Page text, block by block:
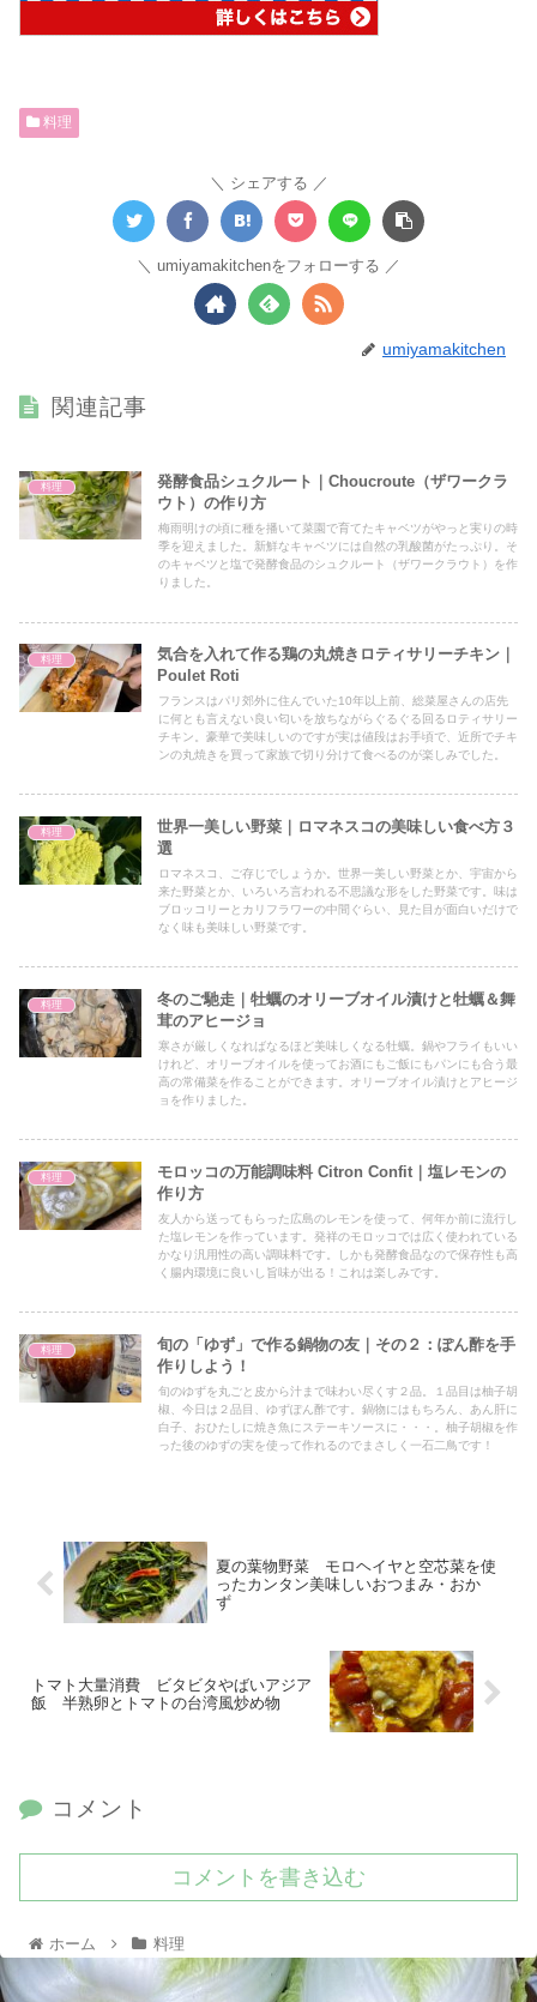
料理
シェアする
umiyamakitchenをフォローする
umiyamakitchen
関連記事
料理
発酵食品シュクルート｜Choucroute（ザワークラ
ウト）の作り方
梅雨明けの頃に種を播いて菜園で育てたキャベツがやっと実りの時
季を迎えました。新鮮なキャベツには自然の乳酸菌がたっぷり。そ
のキャベツと塩で発酵食品のシュクルート（ザワークラウト）を作
りました。
料理
気合を入れて作る鶏の丸焼きロティサリーチキン｜
Poulet Roti
フランスはパリ郊外に住んでいた10年以上前、総菜屋さんの店先
に何とも言えない良い匂いを放ちながらぐるぐる回るロティサリー
チキン。豪華で美味しいのですが実は値段はお手頃で、近所でチキ
ンの丸焼きを買って家族で切り分けて食べるのが楽しみでした。
料理
世界一美しい野菜｜ロマネスコの美味しい食べ方３
選
ロマネスコ、ご存じでしょうか。世界一美しい野菜とか、宇宙から
来た野菜とか、いろいろ言われる不思議な形をした野菜です。味は
ブロッコリーとカリフラワーの中間ぐらい、見た目が面白いだけで
なく味も美味しい野菜です。
料理
冬のご馳走｜牡蠣のオリーブオイル漬けと牡蠣＆舞
茸のアヒージョ
寒さが厳しくなればなるほど美味しくなる牡蠣。鍋やフライもいい
けれど、オリーブオイルを使ってお酒にもご飯にもパンにも合う最
高の常備菜を作ることができます。オリーブオイル漬けとアヒージ
ョを作りました。
料理
モロッコの万能調味料 Citron Confit｜塩レモンの
作り方
友人から送ってもらった広島のレモンを使って、何年か前に流行し
た塩レモンを作っています。発祥のモロッコでは広く使われている
かなり汎用性の高い調味料です。しかも発酵食品なので保存性も高
く腸内環境に良いし旨味が出る！これは楽しみです。
料理
旬の「ゆず」で作る鍋物の友｜その２：ぽん酢を手
作りしよう！
旬のゆずを丸ごと皮から汁まで味わい尽くす２品。１品目は柚子胡
椒、今日は２品目、ゆずぽん酢です。鍋物にはもちろん、あん肝に
白子、おひたしに焼き魚にステーキソースに・・・。柚子胡椒を作
った後のゆずの実を使って作れるのでまさしく一石二鳥です！
夏の葉物野菜 モロヘイヤと空芯菜を使
ったカンタン美味しいおつまみ・おか
ず
トマト大量消費 ビタビタやばいアジア
飯 半熟卵とトマトの台湾風炒め物
コメント
コメントを書き込む
ホーム 料理